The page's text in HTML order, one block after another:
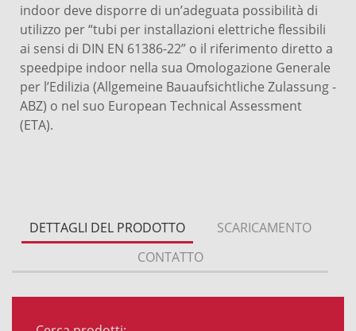
indoor deve disporre di un’adeguata possibilità di
utilizzo per “tubi per installazioni elettriche flessibili
ai sensi di DIN EN 61386-22” o il riferimento diretto a
speedpipe indoor nella sua Omologazione Generale
per l’Edilizia (Allgemeine Bauaufsichtliche Zulassung -
ABZ) o nel suo European Technical Assessment
(ETA).
DETTAGLI DEL PRODOTTO
SCARICAMENTO
CONTATTO